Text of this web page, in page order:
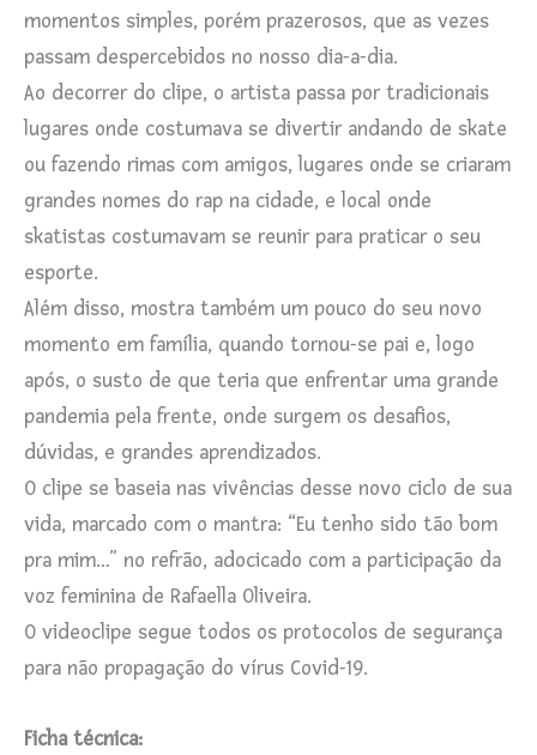
momentos simples, porém prazerosos, que as vezes
passam despercebidos no nosso dia-a-dia.
Ao decorrer do clipe, o artista passa por tradicionais
lugares onde costumava se divertir andando de skate
ou fazendo rimas com amigos, lugares onde se criaram
grandes nomes do rap na cidade, e local onde
skatistas costumavam se reunir para praticar o seu
esporte.
Além disso, mostra também um pouco do seu novo
momento em família, quando tornou-se pai e, logo
após, o susto de que teria que enfrentar uma grande
pandemia pela frente, onde surgem os desafios,
dúvidas, e grandes aprendizados.
O clipe se baseia nas vivências desse novo ciclo de sua
vida, marcado com o mantra: “Eu tenho sido tão bom
pra mim…” no refrão, adocicado com a participação da
voz feminina de Rafaella Oliveira.
O videoclipe segue todos os protocolos de segurança
para não propagação do vírus Covid-19.
Ficha técnica: